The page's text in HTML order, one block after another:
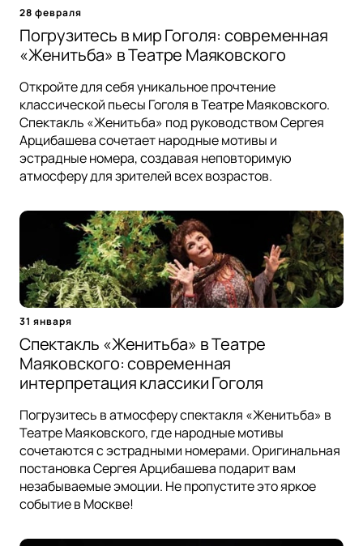
28 февраля
Погрузитесь в мир Гоголя: современная
«Женитьба» в Театре Маяковского
Откройте для себя уникальное прочтение
классической пьесы Гоголя в Театре Маяковского.
Спектакль «Женитьба» под руководством Сергея
Арцибашева сочетает народные мотивы и
эстрадные номера, создавая неповторимую
атмосферу для зрителей всех возрастов.
31 января
Спектакль «Женитьба» в Театре
Маяковского: современная
интерпретация классики Гоголя
Погрузитесь в атмосферу спектакля «Женитьба» в
Театре Маяковского, где народные мотивы
сочетаются с эстрадными номерами. Оригинальная
постановка Сергея Арцибашева подарит вам
незабываемые эмоции. Не пропустите это яркое
событие в Москве!